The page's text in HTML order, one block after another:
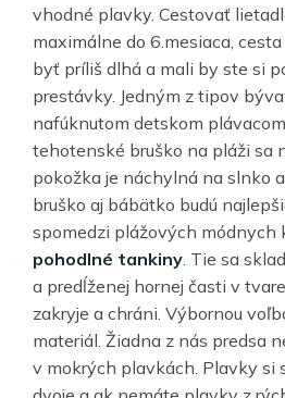
vhodné plavky. Cestovať
maximálne do 6.mesiaca,
byť príliš dlhá a mali by ste si
prestávky. Jedným z tipov
nafúknutom detskom
tehotenské bruško na pláži sa
pokožka je náchylná na slnko
bruško aj bábätko budú
spomedzi plážových módnych
pohodlné tankiny. Tie sa
a predĺženej hornej časti v
zakryje a chráni. Výbornou
materiál. Žiadna z nás predsa
v mokrých plavkách. Plavky si